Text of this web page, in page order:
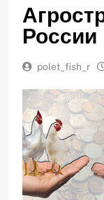
России
polet_fish_r